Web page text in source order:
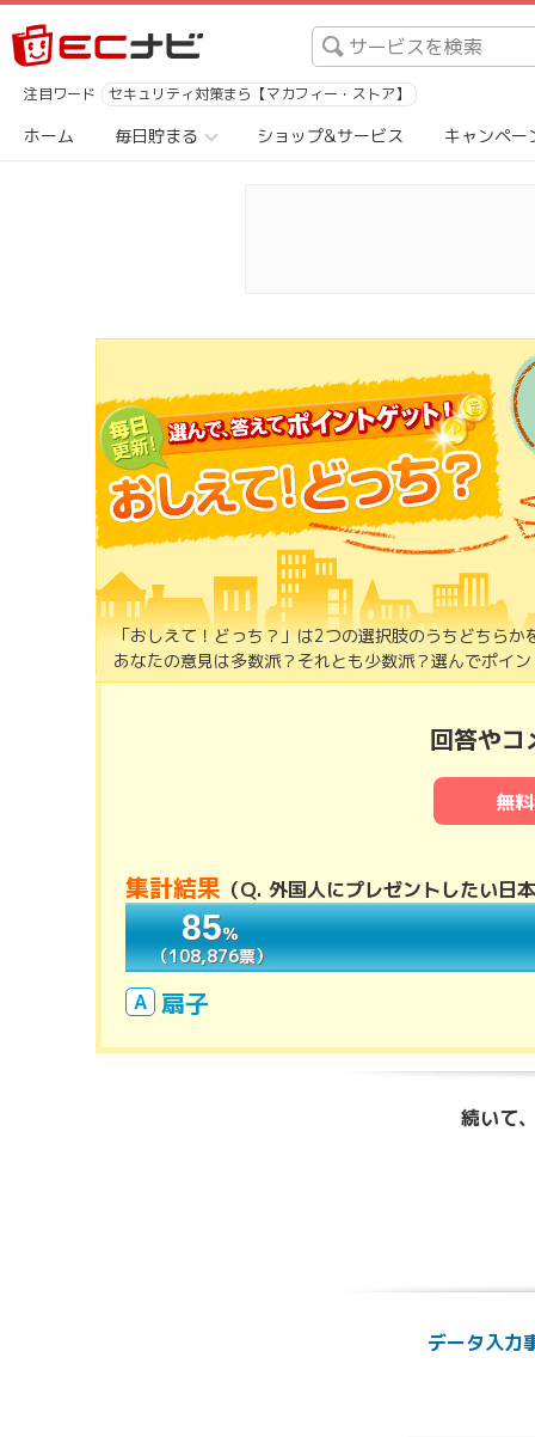
注目ワード セキュリティ対策まら【マカフィー・ストア】
ホーム 毎日貯まる ショップ&サービス キャンペー
「おしえて！どっち？」は2つの選択肢のうちどちら
あなたの意見は多数派？それとも少数派？選んでポイ
回答やコ
無
集計結果 （Q. 外国人にプレゼントしたい日
85％
（108,876票）
85％
（108,876票）
A 扇子
続いて
データ入力